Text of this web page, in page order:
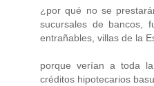
¿por qué no se
sucursales de bancos,
entrañables, villas de la
porque verían a toda
créditos hipotecarios